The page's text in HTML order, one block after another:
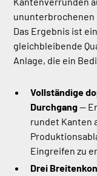
ununterbrochenen
Das Ergebnis ist
gleichbleibende
Anlage, die ein
Vollständige
Durchgang—
rundet Kanten
Eingreifen zu
Drei